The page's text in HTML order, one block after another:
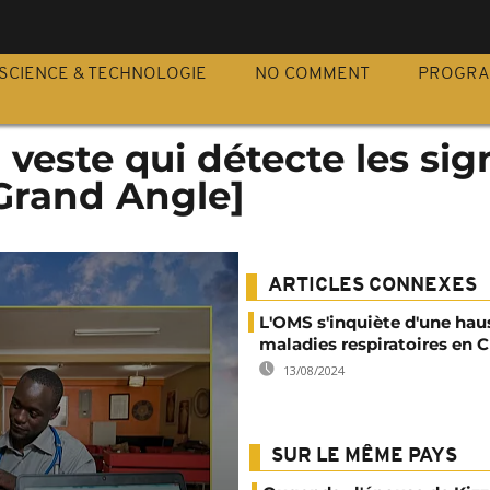
SCIENCE & TECHNOLOGIE NO COMMENT
veste qui détecte les
Angle]
ARTICLES CONNEXES
L'OMS s'inquiète d'une
maladies respiratoires en
13/08/2024
SUR LE MÊME PAYS